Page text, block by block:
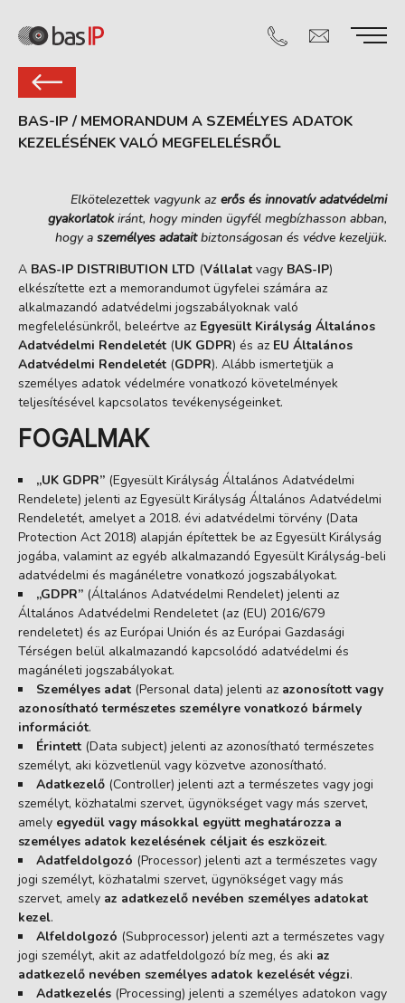
BAS-IP / MEMORANDUM A SZEMÉLYES ADATOK
KEZELÉSÉNEK VALÓ MEGFELELÉSRŐL
Elkötelezettek vagyunk az erős és innovatív adatvédelmi
gyakorlatokiránt, hogy minden ügyfél megbízhasson abban,
hogy a személyes adataitbiztonságosan és védve kezeljük.
A BAS-IP DISTRIBUTION LTD (Vállalat vagy BAS-IP)
elkészítette ezt a memorandumot ügyfelei számára az
alkalmazandó adatvédelmi jogszabályoknak való
megfelelésünkről, beleértve az Egyesült Királyság Általános
Adatvédelmi Rendeletét (UK GDPR) és az EU Általános
Adatvédelmi Rendeletét (GDPR). Alább ismertetjük a
személyes adatok védelmére vonatkozó követelmények
teljesítésével kapcsolatos tevékenységeinket.
FOGALMAK
„UK GDPR” (Egyesült Királyság Általános Adatvédelmi
Rendelete) jelenti az Egyesült Királyság Általános Adatvédelmi
Rendeletét, amelyet a 2018. évi adatvédelmi törvény (Data
Protection Act 2018) alapján építettek be az Egyesült Királyság
jogába, valamint az egyéb alkalmazandó Egyesült Királyság-beli
adatvédelmi és magánéletre vonatkozó jogszabályokat.
„GDPR” (Általános Adatvédelmi Rendelet) jelenti az
Általános Adatvédelmi Rendeletet (az (EU) 2016/679
rendeletet) és az Európai Unión és az Európai Gazdasági
Térségen belül alkalmazandó kapcsolódó adatvédelmi és
magánéleti jogszabályokat.
Személyes adat (Personal data) jelenti az azonosított vagy
azonosítható természetes személyre vonatkozó bármely
információt.
Érintett (Data subject) jelenti az azonosítható természetes
személyt, aki közvetlenül vagy közvetve azonosítható.
Adatkezelő (Controller) jelenti azt a természetes vagy jogi
személyt, közhatalmi szervet, ügynökséget vagy más szervet,
amely egyedül vagy másokkal együtt meghatározza a
személyes adatok kezelésének céljait és eszközeit.
Adatfeldolgozó (Processor) jelenti azt a természetes vagy
jogi személyt, közhatalmi szervet, ügynökséget vagy más
szervet, amely az adatkezelő nevében személyes adatokat
kezel.
Alfeldolgozó (Subprocessor) jelenti azt a természetes vagy
jogi személyt, akit az adatfeldolgozó bíz meg, és aki az
adatkezelő nevében személyes adatok kezelését végzi.
Adatkezelés (Processing) jelenti a személyes adatokon vagy